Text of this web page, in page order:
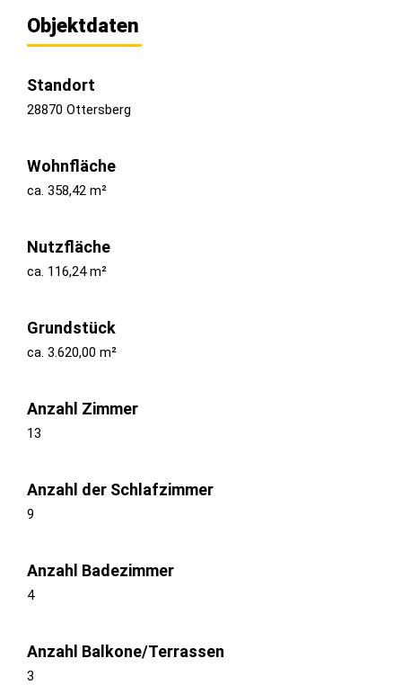
Objektdaten
Standort
28870 Ottersberg
Wohnfläche
ca. 358,42 m²
Nutzfläche
ca. 116,24 m²
Grundstück
ca. 3.620,00 m²
Anzahl Zimmer
13
Anzahl der Schlafzimmer
9
Anzahl Badezimmer
4
Anzahl Balkone/Terrassen
3